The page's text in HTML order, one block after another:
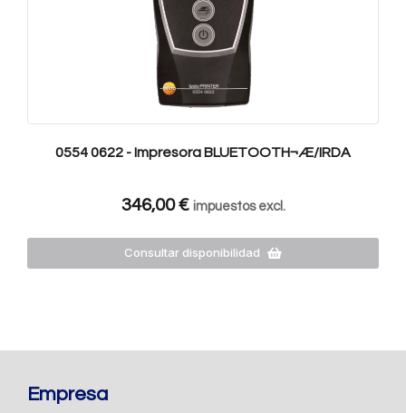
0554 0622 - Impresora BLUETOOTH¬Æ/IRDA
346,00€ impuestos excl.
Consultar disponibilidad
Empresa